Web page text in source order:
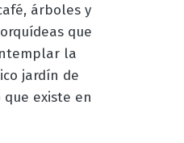
árboles y
que
la
jardín de
existe en